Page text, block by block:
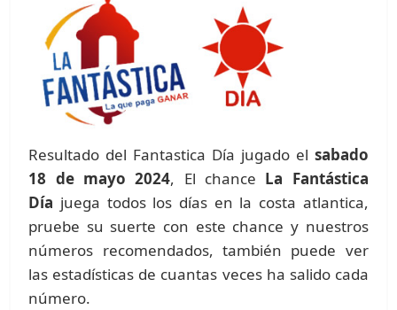
Resultado del Fantastica Día jugado el sabado
18 de mayo 2024, El chance La Fantástica
Día juega todos los días en la costa atlantica,
pruebe su suerte con este chance y nuestros
números recomendados, también puede ver
las estadísticas de cuantas veces ha salido cada
número.